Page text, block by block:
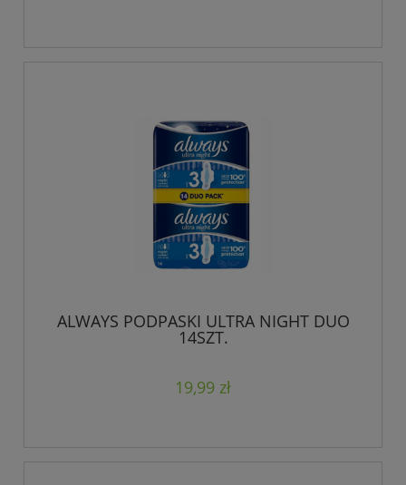
ALWAYS PODPASKI ULTRA NIGHT DUO
14SZT.
19,99 zł